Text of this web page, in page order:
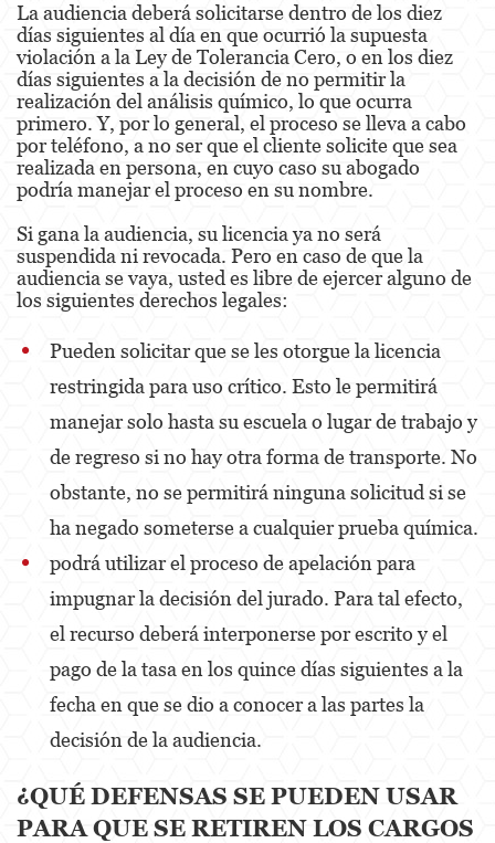
Appeals
Sex Crimes
Child Molestation
Child Pornography
Lewd Conduct
Prostitution & Solicitation
Rape
Oral Copulation By Force/Fear
Burglary
Petty Theft
Shoplifting
Grand Theft Auto
Violent Crimes
La audiencia deberá solicitarse dentro de los diez
días siguientes al día en que ocurrió la supuesta
violación a la Ley de Tolerancia Cero, o en los diez
días siguientes a la decisión de no permitir la
realización del análisis químico, lo que ocurra
primero. Y, por lo general, el proceso se lleva a cabo
por teléfono, a no ser que el cliente solicite que sea
realizada en persona, en cuyo caso su abogado
podría manejar el proceso en su nombre.
Si gana la audiencia, su licencia ya no será
suspendida ni revocada. Pero en caso de que la
audiencia se vaya, usted es libre de ejercer alguno de
los siguientes derechos legales:
Pueden solicitar que se les otorgue la licencia
restringida para uso crítico. Esto le permitirá
manejar solo hasta su escuela o lugar de trabajo y
de regreso si no hay otra forma de transporte. No
obstante, no se permitirá ninguna solicitud si se
ha negado someterse a cualquier prueba química.
podrá utilizar el proceso de apelación para
impugnar la decisión del jurado. Para tal efecto,
el recurso deberá interponerse por escrito y el
pago de la tasa en los quince días siguientes a la
fecha en que se dio a conocer a las partes la
decisión de la audiencia.
¿QUÉ DEFENSAS SE PUEDEN USAR
PARA QUE SE RETIREN LOS CARGOS